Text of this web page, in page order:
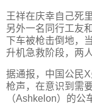
王祥在庆幸自己死里
另外一名同行工友
下车被枪击倒地，
升机急救阶段，两
据通报，中国公民
枪声，在意识到需
（Ashkelon）的公